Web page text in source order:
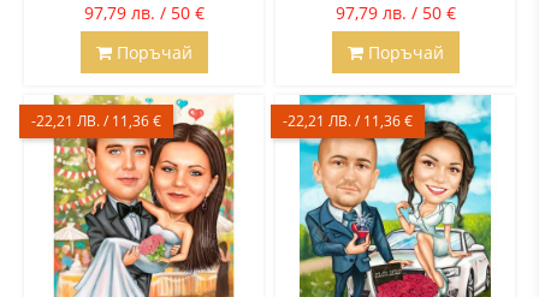
97,79 лв. / 50 €
Поръчай
97,79 лв. / 50 €
Поръчай
-22,21 ЛВ. / 11,36 € -22,21 ЛВ. / 11,36 €